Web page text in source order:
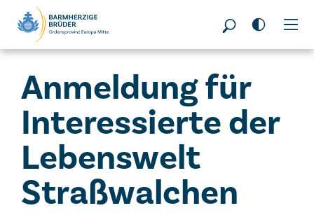
Seitenbereiche:
Anmeldung für
Interessierte der
Lebenswelt
Straßwalchen